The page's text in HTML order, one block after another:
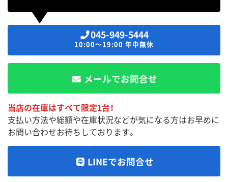
045-949-5444
10:00～19:00 年中無休
メールでお問合せ
当店の在庫はすべて限定1台！
支払い方法や総額や在庫状況などが気になる方はお早めに
お問い合わせお待ちしております。
LINEでお問合せ